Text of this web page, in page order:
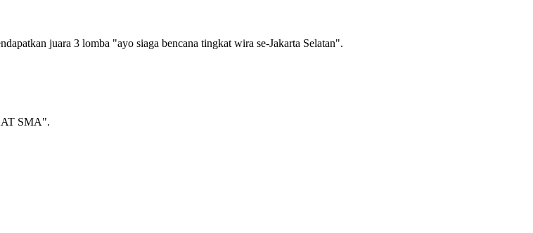
juara 3 lomba "ayo siaga bencana tingkat wira se-Jakarta Selatan".
SMA".